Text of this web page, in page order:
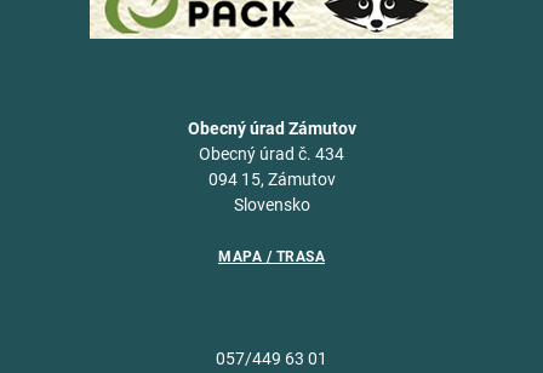
Obecný úrad Zámutov
Obecný úrad č. 434
094 15, Zámutov
Slovensko
MAPA / TRASA
057/449 63 01